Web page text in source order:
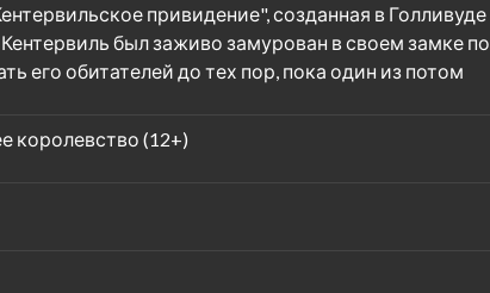
привидение", созданная в
был заживо замурован в своем замке
его обитателей до тех пор, пока один из потом
королевство (12+)